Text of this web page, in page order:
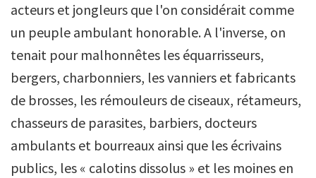
acteurs et jongleurs que l'on considérait comme
un peuple ambulant honorable. A l'inverse, on
tenait pour malhonnêtes les équarrisseurs,
bergers, charbonniers, les vanniers et fabricants
de brosses, les rémouleurs de ciseaux, rétameurs,
chasseurs de parasites, barbiers, docteurs
ambulants et bourreaux ainsi que les écrivains
publics, les « calotins dissolus » et les moines en